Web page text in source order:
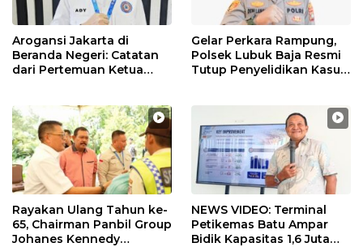
Arogansi Jakarta di
Beranda Negeri: Catatan
dari Pertemuan Ketua
Gelar Perkara Rampung,
Polsek Lubuk Baja Resmi
Tutup Penyelidikan Kasus
Rayakan Ulang Tahun ke-
65, Chairman Panbil Group
Johanes Kennedy
NEWS VIDEO: Terminal
Petikemas Batu Ampar
Bidik Kapasitas 1,6 Juta